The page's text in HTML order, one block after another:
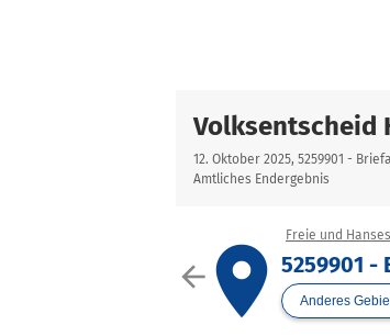
Volksentscheid
12. Oktober 2025, 5259901 -
Amtliches Endergebnis
arrow_backplace
Freie und
5259901
Anderes